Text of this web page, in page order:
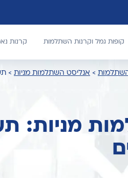
קופות גמל וקרנות השתלמות קרנות
> אנליסט השתלמות מניות >
מניות: